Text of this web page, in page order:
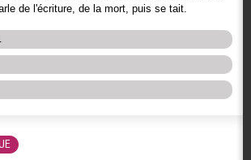
de l'écriture, de la mort, puis se tait.